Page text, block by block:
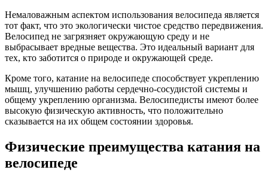
Немаловажным аспектом использования велосипеда является
тот факт, что это экологически чистое средство передвижения.
Велосипед не загрязняет окружающую среду и не
выбрасывает вредные вещества. Это идеальный вариант для
тех, кто заботится о природе и окружающей среде.
Кроме того, катание на велосипеде способствует укреплению
мышц, улучшению работы сердечно-сосудистой системы и
общему укреплению организма. Велосипедисты имеют более
высокую физическую активность, что положительно
сказывается на их общем состоянии здоровья.
Физические преимущества катания на
велосипеде